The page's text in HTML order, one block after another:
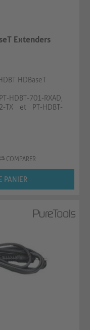
Extenders
HDBaseT
HDBT-701-RXAD,
TX et PT-HDBT-
COMPARER
PANIER